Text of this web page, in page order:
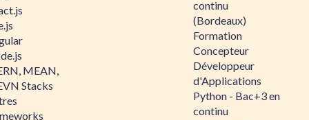
MEAN,
Stacks
continu
(Bordeaux)
Formation
Concepteur
Développeur
d'Applications
Python - Bac+3 en
continu